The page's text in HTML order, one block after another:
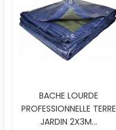
BACHE LOURDE
PROFESSIONNELLE TERRE
JARDIN 2X3M...